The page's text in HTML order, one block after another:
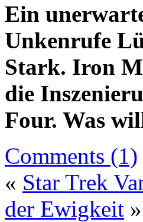
Ein
Unkenrufe
Stark. Iron
die
Four. Was
Comments (1)
« Star Trek
der Ewigkeit »